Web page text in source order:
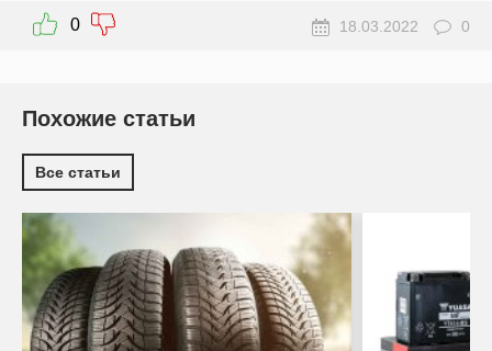
0 18.03.2022 0
Похожие статьи
Все статьи